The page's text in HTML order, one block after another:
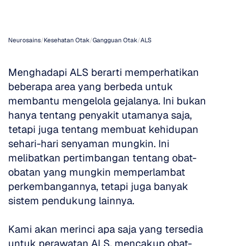
Neurosains/Kesehatan Otak/Gangguan Otak/ALS
Menghadapi ALS berarti memperhatikan
beberapa area yang berbeda untuk
membantu mengelola gejalanya. Ini bukan
hanya tentang penyakit utamanya saja,
tetapi juga tentang membuat kehidupan
sehari-hari senyaman mungkin. Ini
melibatkan pertimbangan tentang obat-
obatan yang mungkin memperlambat
perkembangannya, tetapi juga banyak
sistem pendukung lainnya.
Kami akan merinci apa saja yang tersedia